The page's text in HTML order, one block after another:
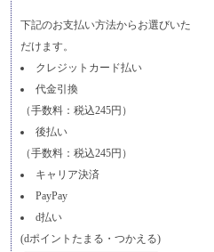
下記のお支払い方法からお選びいた
だけます。
クレジットカード払い
代金引換
（手数料：税込245円）
後払い
（手数料：税込245円）
キャリア決済
PayPay
d払い
(dポイントたまる・つかえる)